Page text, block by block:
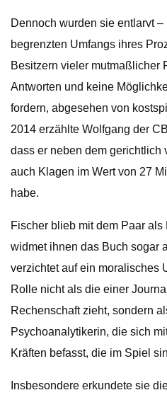
Dennoch wurden sie entlarvt
begrenzten Umfangs ihres
Besitzern vieler mutmaßlicher
Antworten und keine
fordern, abgesehen von
2014 erzählte Wolfgang der
dass er neben dem gerichtlich
auch Klagen im Wert von 27
habe.
Fischer blieb mit dem Paar
widmet ihnen das Buch sogar
verzichtet auf ein moralisches
Rolle nicht als die einer
Rechenschaft zieht, sondern
Psychoanalytikerin, die sich
Kräften befasst, die im Spiel
Insbesondere erkundete sie